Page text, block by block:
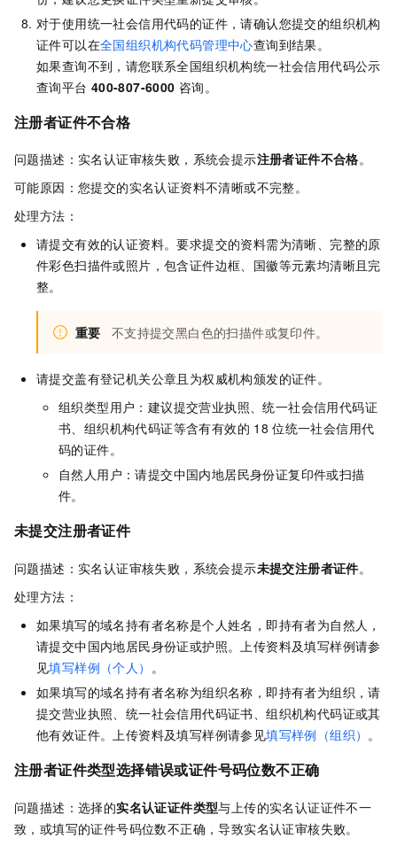
对于使用统一社会信用代码的证件，请确认您提交的组织机构
证件可以在全国组织机构代码管理中心查询到结果。
如果查询不到，请您联系全国组织机构统一社会信用代码公示
查询平台 400-807-6000 咨询。
注册者证件不合格
问题描述：实名认证审核失败，系统会提示注册者证件不合格。
可能原因：您提交的实名认证资料不清晰或不完整。
处理方法：
请提交有效的认证资料。要求提交的资料需为清晰、完整的原
件彩色扫描件或照片 ，包含证件边框、国徽等元素均清晰且完
整。
重要 不支持提交黑白色的扫描件或复印件。
请提交盖有登记机关公章且为权威机构颁发的证件。
组织类型用户：建议提交营业执照、统一社会信用代码证
书、组织机构代码证等含有有效的 18 位统一社会信用代
码的证件。
自然人用户：请提交中国内地居民身份证复印件或扫描
件。
未提交注册者证件
问题描述：实名认证审核失败，系统会提示未提交注册者证件。
处理方法：
如果填写的域名持有者名称是个人姓名，即持有者为自然人，
请提交中国内地居民身份证或护照。上传资料及填写样例请参
见填写样例（个人） 。
如果填写的域名持有者名称为组织名称，即持有者为组织，请
提交营业执照、统一社会信用代码证书、组织机构代码证或其
他有效证件。上传资料及填写样例请参见填写样例（组织） 。
注册者证件类型选择错误或证件号码位数不正确
问题描述：选择的实名认证证件类型与上传的实名认证证件不一
致，或填写的证件号码位数不正确，导致实名认证审核失败。